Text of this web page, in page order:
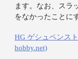
ます。なお、スラ
をなかったことに
HG ゲシュペンス
hobby.net)